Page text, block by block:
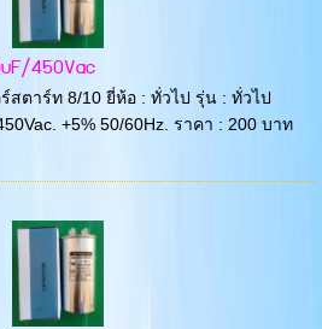
450Vac
สตาร์ท 8/10 ยี่ห้อ : ทั่วไป รุ่น : ทั่วไป
+5% 50/60Hz. ราคา : 200 บาท